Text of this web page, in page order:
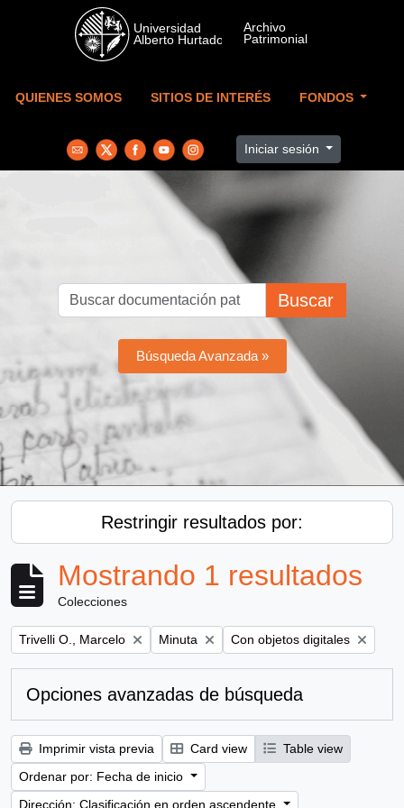
Skip to main content
QUIENES SOMOS SITIOS DE INTERÉS FONDOS
Iniciar sesión
Buscar
Búsqueda Avanzada »
Restringir resultados por:
Mostrando 1 resultados
Colecciones
Remove filter:
Trivelli O., Marcelo Remove filter:
Minuta Remove filter:
Con objetos digitales
Opciones avanzadas de búsqueda
Imprimir vista previa Card view
Table view
Ordenar por: Fecha de inicio
Dirección: Clasificación en orden ascendente